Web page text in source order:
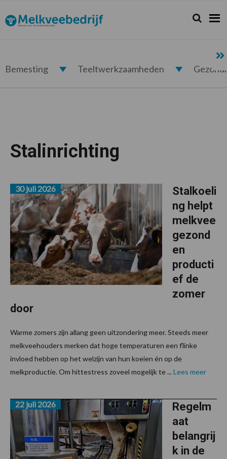
de
hoofdnavigatie
de
hoofd
de
voettekst
Melkveebedrijf.nl Zoeken...
Zoek
Bemesting Teeltwerkzaamheden
Stalinrichting
Stalkoeli
ng helpt
melkvee
gezond
en
producti
ef de
zomer
door
30 juli 2026
Warme zomers zijn allang geen uitzondering meer. Steeds meer
melkveehouders merken dat hoge temperaturen een flinke
invloed hebben op het welzijn van hun koeien én op de
melkproductie. Om hittestress zoveel mogelijk te ... Lees meer
Regelm
aat
belangrij
k in de
22 juli 2026